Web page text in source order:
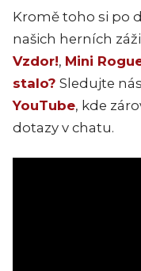
Kromě toho si po
našich herních
Vzdor!, Mini
stalo? Sledujte
YouTube, kde
dotazy v chatu.